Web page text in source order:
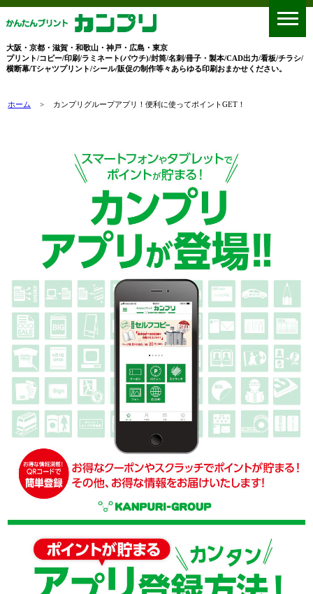
大阪・京都・滋賀・和歌山・神戸・広島・東京
プリント/コピー/印刷/ラミネート(パウチ)/封筒/名刺/冊子・製本/CAD出力/看板/チラシ/
横断幕/Tシャツプリント/シール/販促の制作等々あらゆる印刷おまかせください。
ホーム > カンプリグループアプリ！便利に使ってポイントGET！